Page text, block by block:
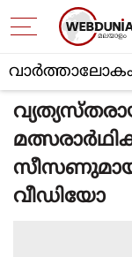
വീഡിയോ